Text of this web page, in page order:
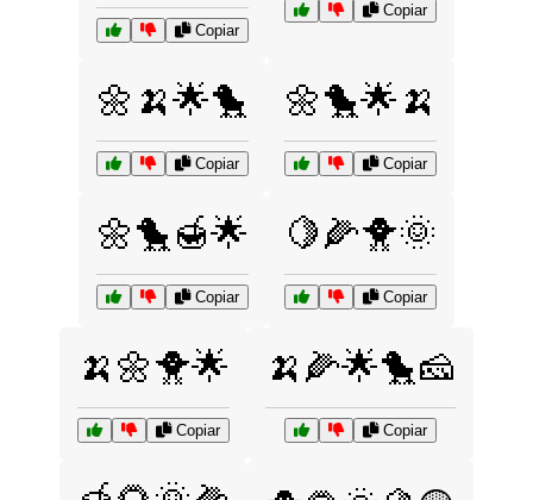
Copiar
Copiar
🌼🍌🌟🐤
Copiar
🌼🐤🌟🍌
Copiar
🌼🐤🍯🌟
Copiar
🍋🌽🐥🌞
Copiar
🍌🌼🐥🌟
Copiar
🍌🌽🌟🐤🧀
Copiar